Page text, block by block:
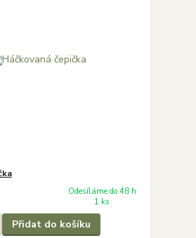
Odesíláme do 48 h
1 ks
Přidat do košíku